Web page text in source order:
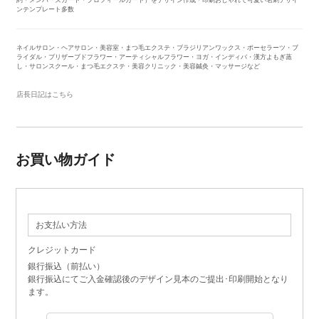
ンテンプレート多数
ネイルサロン・ヘアサロン・美容室・まつ毛エクステ・ブラジリアンワックス・ポーセラーツ・ブ
ライダル・ブリザーブドフラワー・アーティシャルフラワー・ヨガ・インディバ・漢方よもぎ蒸
し・サロンスクール・まつ毛エクステ・美容クリニック・美容鍼灸・マッサージなど
店長日記はこちら
お買い物ガイド
お支払い方法
クレジットカード
銀行振込（前払い）
銀行振込にてご入金確認後のデザイン見本のご提出･印刷開始となり
ます。